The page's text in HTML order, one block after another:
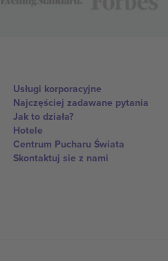
Usługi korporacyjne
Najczęściej zadawane pytania
Jak to działa?
Hotele
Centrum Pucharu Świata
Skontaktuj sie z nami